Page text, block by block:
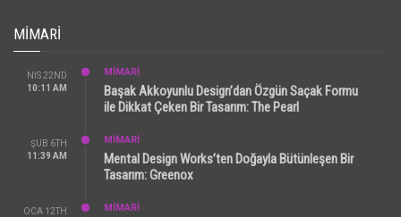
MIMARI
NIS 22ND
10:11 AM
MİMARİ
Başak Akkoyunlu Design’dan Özgün Saçak Formu
ile Dikkat Çeken Bir Tasarım: The Pearl
ŞUB 6TH
11:39 AM
MİMARİ
Mental Design Works’ten Doğayla Bütünleşen Bir
Tasarım: Greenox
OCA 12TH
MİMARİ